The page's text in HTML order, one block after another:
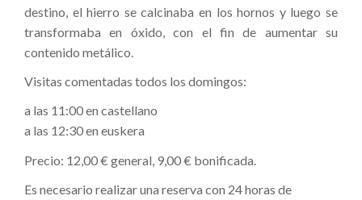
destino, el hierro se calcinaba en los hornos y luego se
transformaba en óxido, con el fin de aumentar su
contenido metálico.
Visitas comentadas todos los domingos:
a las 11:00 en castellano
a las 12:30 en euskera
Precio: 12,00 € general, 9,00 € bonificada.
Es necesario realizar una reserva con 24 horas de